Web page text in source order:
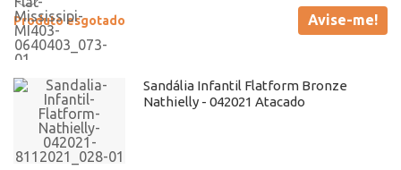
Produto esgotado Avise-me!
Sandália Infantil Flatform Bronze
Nathielly - 042021 Atacado